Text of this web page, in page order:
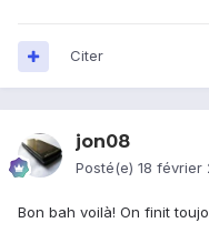
Citer
jon08
Posté(e) 18 février
Bon bah voilà! On finit